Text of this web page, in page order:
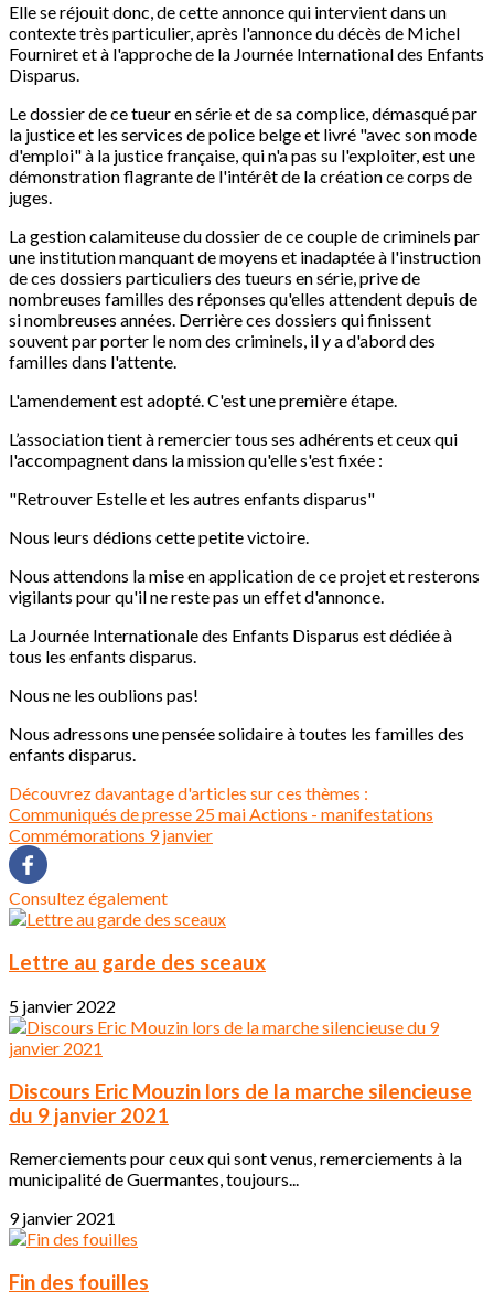
Elle se réjouit donc, de cette annonce qui intervient dans un
contexte très particulier, après l'annonce du décès de Michel
Fourniret et à l'approche de la Journée International des Enfants
Disparus.
Le dossier de ce tueur en série et de sa complice, démasqué par
la justice et les services de police belge et livré "avec son mode
d'emploi" à la justice française, qui n'a pas su l'exploiter, est une
démonstration flagrante de l'intérêt de la création ce corps de
juges.
La gestion calamiteuse du dossier de ce couple de criminels par
une institution manquant de moyens et inadaptée à l'instruction
de ces dossiers particuliers des tueurs en série, prive de
nombreuses familles des réponses qu'elles attendent depuis de
si nombreuses années. Derrière ces dossiers qui finissent
souvent par porter le nom des criminels, il y a d'abord des
familles dans l'attente.
L'amendement est adopté. C'est une première étape.
L’association tient à remercier tous ses adhérents et ceux qui
l'accompagnent dans la mission qu'elle s'est fixée :
"Retrouver Estelle et les autres enfants disparus"
Nous leurs dédions cette petite victoire.
Nous attendons la mise en application de ce projet et resterons
vigilants pour qu'il ne reste pas un effet d'annonce.
La Journée Internationale des Enfants Disparus est dédiée à
tous les enfants disparus.
Nous ne les oublions pas!
Nous adressons une pensée solidaire à toutes les familles des
enfants disparus.
Découvrez davantage d'articles sur ces thèmes :
Communiqués de presse 25 maiActions - manifestations
Commémorations 9 janvier
Consultez également
Lettre au garde des sceaux
5 janvier 2022
Discours Eric Mouzin lors de la marche silencieuse
du 9 janvier 2021
Remerciements pour ceux qui sont venus, remerciements à la
municipalité de Guermantes, toujours...
9 janvier 2021
Fin des fouilles